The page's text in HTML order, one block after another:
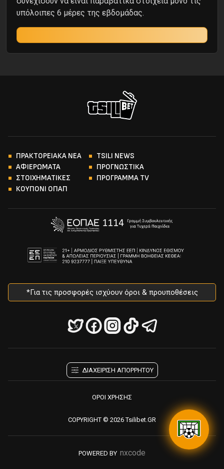
υπόλοιπες 6 μέρες της εβδομάδας.
ΠΡΑΚΤΟΡΕΙΑΚΑ ΝΕΑ
TSILI NEWS
ΑΦΙΕΡΩΜΑΤΑ
ΠΡΟΓΝΩΣΤΙΚΑ
ΣΤΟΙΧΗΜΑΤΙΚΕΣ
ΠΡΟΓΡΑΜΜΑ TV
ΚΟΥΠΟΝΙ ΟΠΑΠ
*Για τις προσφορές ισχύουν όροι & προυποθέσεις
ΔΙΑΧΕΙΡΙΣΗ ΑΠΟΡΡΗΤΟΥ
ΟΡΟΙ ΧΡΗΣΗΣ
POWERED BY nxcode
COPYRIGHT © 2026 Tsilibet.GR